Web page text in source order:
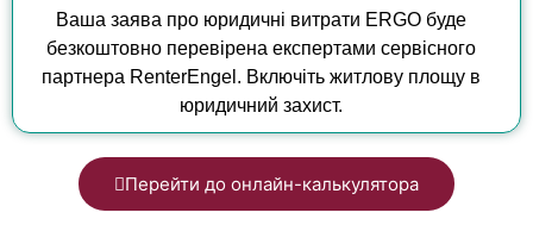
Ваша заява про юридичні витрати ERGO буде
безкоштовно перевірена експертами сервісного
партнера RenterEngel. Включіть житлову площу в
юридичний захист.
Перейти до онлайн-калькулятора